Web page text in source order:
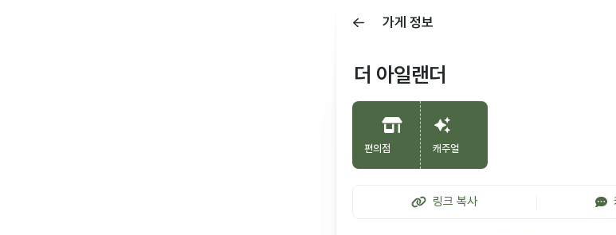
가게 정보
더 아일랜더
편의점 캐주얼
링크 복사